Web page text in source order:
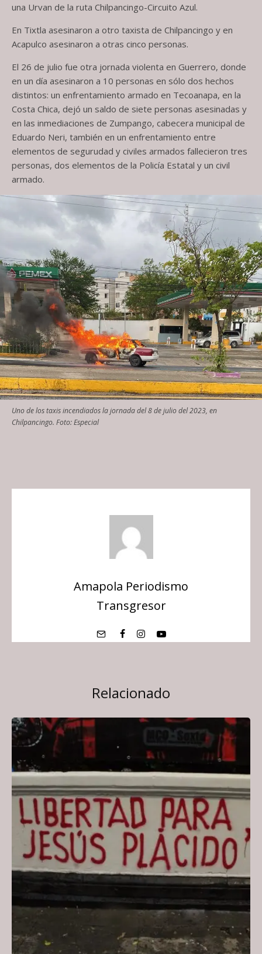
una Urvan de la ruta Chilpancingo-Circuito Azul.
En Tixtla asesinaron a otro taxista de Chilpancingo y en
Acapulco asesinaron a otras cinco personas.
El 26 de julio fue otra jornada violenta en Guerrero, donde
en un día asesinaron a 10 personas en sólo dos hechos
distintos: un enfrentamiento armado en Tecoanapa, en la
Costa Chica, dejó un saldo de siete personas asesinadas y
en las inmediaciones de Zumpango, cabecera municipal de
Eduardo Neri, también en un enfrentamiento entre
elementos de segurudad y civiles armados fallecieron tres
personas, dos elementos de la Policía Estatal y un civil
armado.
Uno de los taxis incendiados la jornada del 8 de julio del 2023, en
Chilpancingo. Foto: Especial
Amapola Periodismo
Transgresor
Relacionado